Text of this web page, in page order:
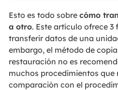
Esto es todo sobre cómo
a otro. Este artículo ofrece
transferir datos de una
embargo, el método de
restauración no es
muchos procedimientos que
comparación con el